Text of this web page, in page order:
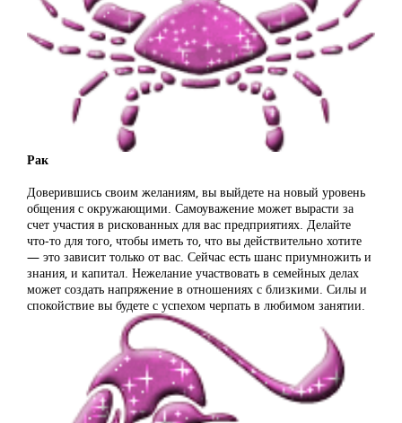
Рак
Доверившись своим желаниям, вы выйдете на новый уровень
общения с окружающими. Самоуважение может вырасти за
счет участия в рискованных для вас предприятиях. Делайте
что-то для того, чтобы иметь то, что вы действительно хотите
— это зависит только от вас. Сейчас есть шанс приумножить и
знания, и капитал. Нежелание участвовать в семейных делах
может создать напряжение в отношениях с близкими. Силы и
спокойствие вы будете с успехом черпать в любимом занятии.